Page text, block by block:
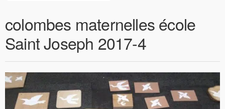
colombes maternelles école
Saint Joseph 2017-4